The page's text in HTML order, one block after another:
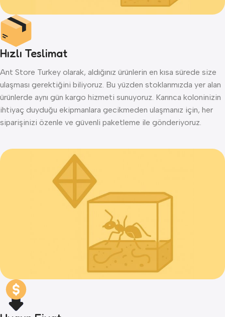
Hızlı Teslimat
Ant Store Turkey olarak, aldığınız ürünlerin en kısa sürede size
ulaşması gerektiğini biliyoruz. Bu yüzden stoklarımızda yer alan
ürünlerde aynı gün kargo hizmeti sunuyoruz. Karınca koloninizin
ihtiyaç duyduğu ekipmanlara gecikmeden ulaşmanız için, her
siparişinizi özenle ve güvenli paketleme ile gönderiyoruz.